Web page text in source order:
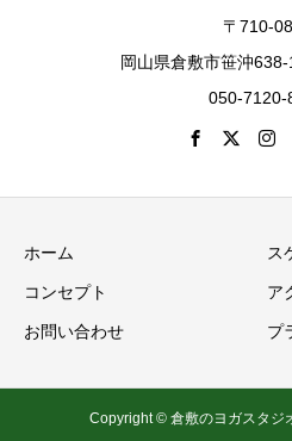
〒710-
岡山県倉敷市笹沖
050-7120-
ホーム ス
コンセプト ア
お問い合わせ プ
Copyright © 倉敷のヨガスタジ